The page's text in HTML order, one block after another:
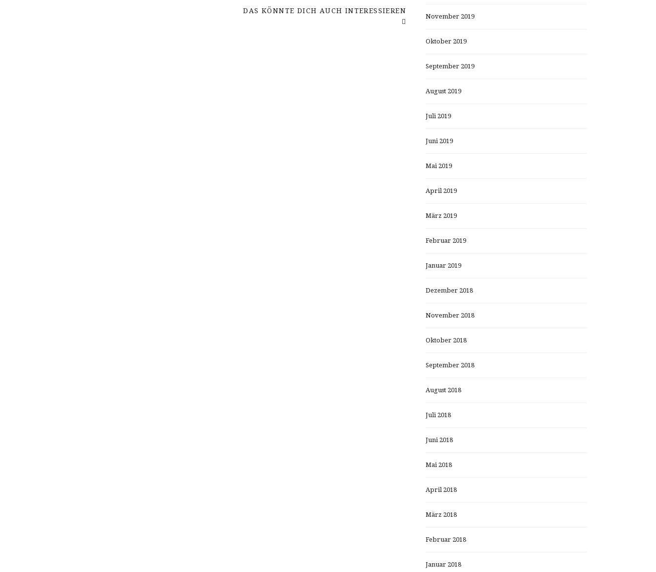
DAS KÖNNTE DICH AUCH INTERESSIEREN
November 2019
Oktober 2019
September 2019
August 2019
Juli 2019
Juni 2019
Mai 2019
April 2019
März 2019
Februar 2019
Januar 2019
Dezember 2018
November 2018
Oktober 2018
September 2018
August 2018
Juli 2018
Juni 2018
Mai 2018
April 2018
März 2018
Februar 2018
Januar 2018